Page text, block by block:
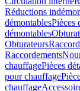
Réductions
démontablesPièces
démontables
Obturateurs
Raccordements
chauffagePièces
pour chauffage
chauffage